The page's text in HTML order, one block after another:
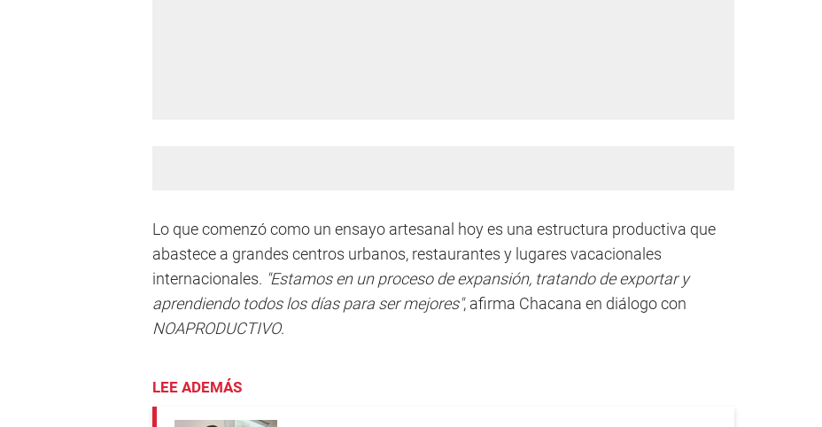
Lo que comenzó como un ensayo artesanal hoy es una estructura productiva que
abastece a grandes centros urbanos, restaurantes y lugares vacacionales
internacionales. "Estamos en un proceso de expansión, tratando de exportar y
aprendiendo todos los días para ser mejores", afirma Chacana en diálogo con
NOAPRODUCTIVO.
LEE ADEMÁS